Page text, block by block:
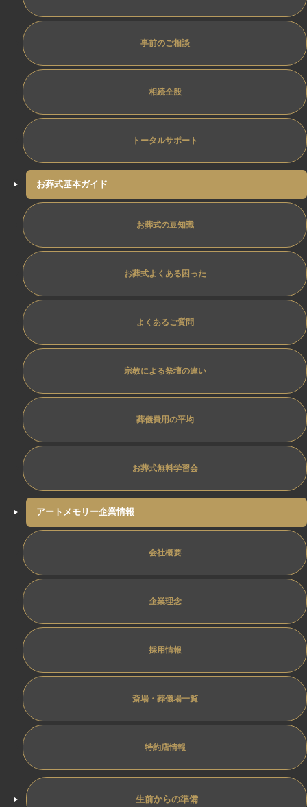
事前のご相談
相続全般
トータルサポート
お葬式基本ガイド
お葬式の豆知識
お葬式よくある困った
よくあるご質問
宗教による祭壇の違い
葬儀費用の平均
お葬式無料学習会
アートメモリー企業情報
会社概要
企業理念
採用情報
斎場・葬儀場一覧
特約店情報
生前からの準備